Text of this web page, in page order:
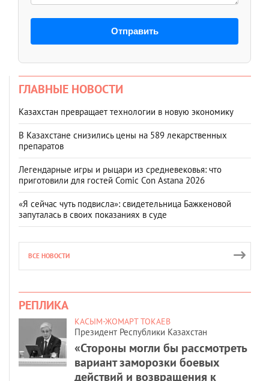
Отправить
ГЛАВНЫЕ НОВОСТИ
Казахстан превращает технологии в новую экономику
В Казахстане снизились цены на 589 лекарственных
препаратов
Легендарные игры и рыцари из средневековья: что
приготовили для гостей Comic Con Astana 2026
«Я сейчас чуть подвисла»: свидетельница Бажкеновой
запуталась в своих показаниях в суде
ВСЕ НОВОСТИ
РЕПЛИКА
КАСЫМ-ЖОМАРТ ТОКАЕВ
Президент Республики Казахстан
«Стороны могли бы рассмотреть
вариант заморозки боевых
действий и возвращения к